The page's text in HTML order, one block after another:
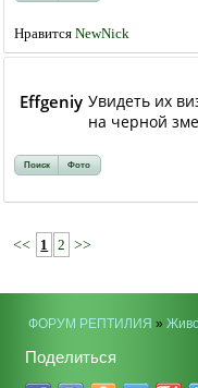
Нравится NewNick
Effgeniy Увидеть их
на черной
Поиск Фото
<< 1 2 >>
ФОРУМ РЕПТИЛИЯ »
Поделиться